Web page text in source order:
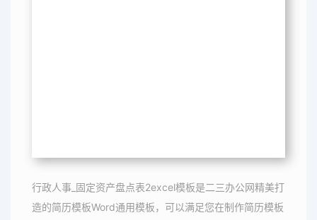
行政人事_固定资产盘点表2excel模板是二三办公网精美打
造的简历模板Word通用模板，可以满足您在制作简历模板